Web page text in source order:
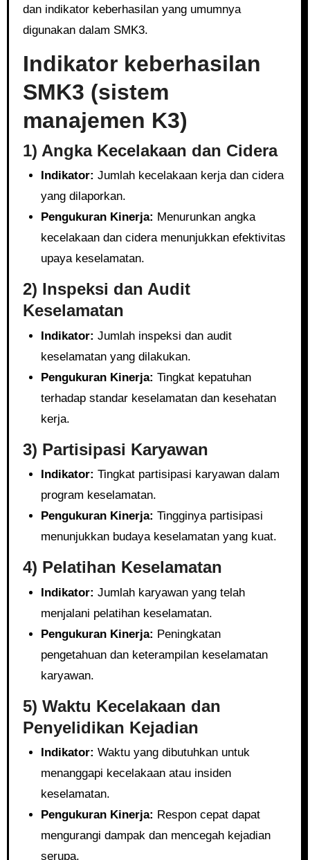
dan indikator keberhasilan yang umumnya
digunakan dalam SMK3.
Indikator keberhasilan
SMK3 (sistem
manajemen K3)
1) Angka Kecelakaan dan Cidera
Indikator: Jumlah kecelakaan kerja dan cidera
yang dilaporkan.
Pengukuran Kinerja: Menurunkan angka
kecelakaan dan cidera menunjukkan efektivitas
upaya keselamatan.
2) Inspeksi dan Audit
Keselamatan
Indikator: Jumlah inspeksi dan audit
keselamatan yang dilakukan.
Pengukuran Kinerja: Tingkat kepatuhan
terhadap standar keselamatan dan kesehatan
kerja.
3) Partisipasi Karyawan
Indikator: Tingkat partisipasi karyawan dalam
program keselamatan.
Pengukuran Kinerja: Tingginya partisipasi
menunjukkan budaya keselamatan yang kuat.
4) Pelatihan Keselamatan
Indikator: Jumlah karyawan yang telah
menjalani pelatihan keselamatan.
Pengukuran Kinerja: Peningkatan
pengetahuan dan keterampilan keselamatan
karyawan.
5) Waktu Kecelakaan dan
Penyelidikan Kejadian
Indikator: Waktu yang dibutuhkan untuk
menanggapi kecelakaan atau insiden
keselamatan.
Pengukuran Kinerja: Respon cepat dapat
mengurangi dampak dan mencegah kejadian
serupa.